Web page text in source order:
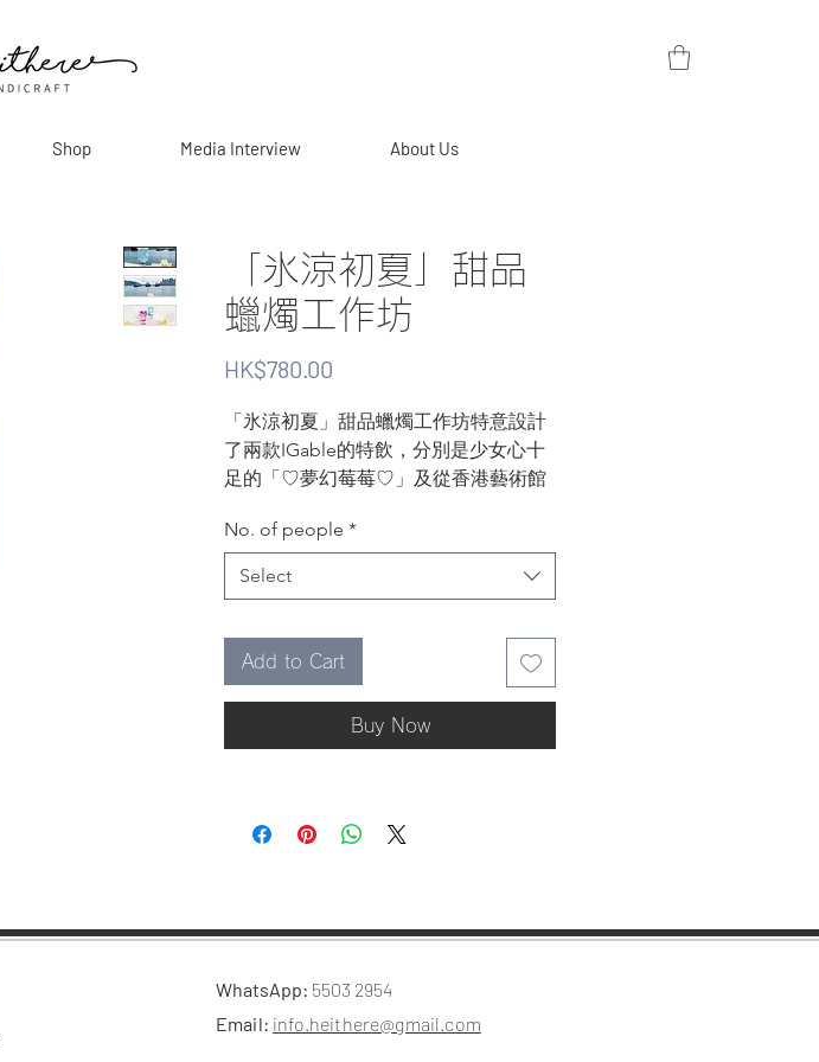
Shop Media Interview About Us
「氷涼初夏」甜品
蠟燭工作坊
HK$780.00
「氷涼初夏」甜品蠟燭工作坊特意設計
了兩款IGable的特飲，分別是少女心十
足的「♡夢幻莓莓♡」及從香港藝術館
明感十足的🄲🅁🄴🄰🄼
🄻🄴🄼🄾🄽 🅃🄰🅁🅃，看到就
𝙰 ♡夢幻莓莓♡、Cream Lemon Tart
𝙱 ꕤ雲朵飄飄ꕤ 、Cream Lemon Tart
◐ 調色技巧
◐ 模具的運用
難度 ：★ ★★
時間：2小時
上課地點：荃灣/葵興/觀塘
No. of people *
Select
Add to Cart
Buy Now
​WhatsApp: 5503 2954
Email: info.heithere@gmail.com